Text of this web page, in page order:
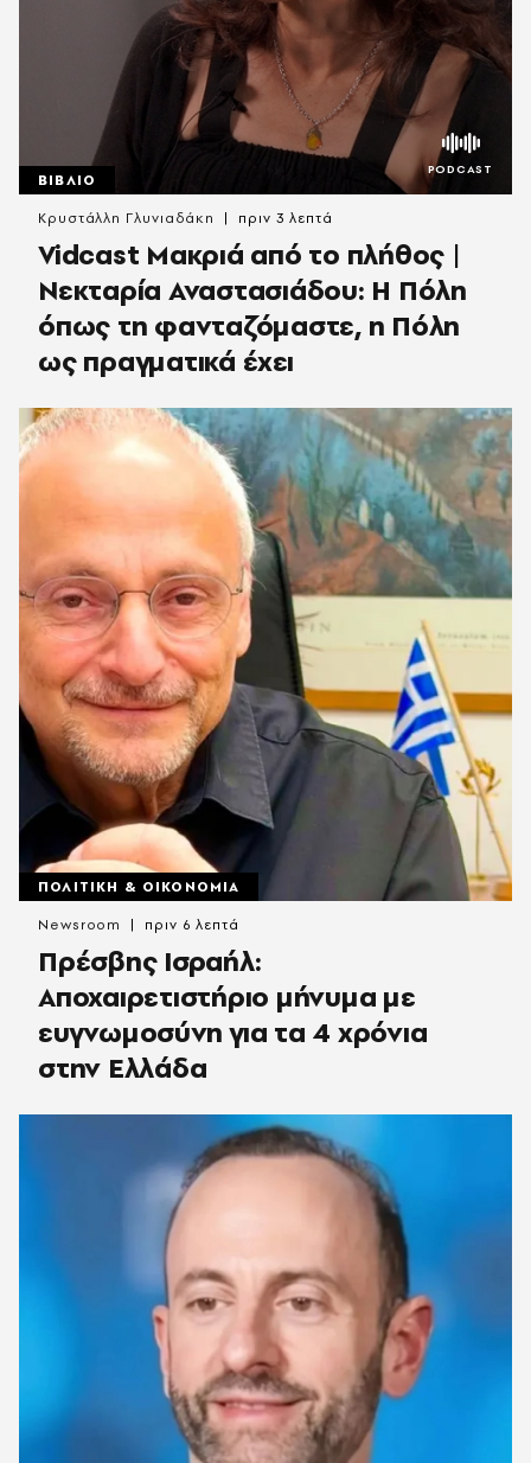
ΒΙΒΛΙΟ
Vidcast Μακριά από το πλήθος |
Νεκταρία Αναστασιάδου: Η Πόλη
όπως τη φανταζόμαστε, η Πόλη
ως πραγματικά έχει
Κρυστάλλη Γλυνιαδάκη πριν 3 λεπτά
ΠΟΛΙΤΙΚΗ & ΟΙΚΟΝΟΜΙΑ
Πρέσβης Ισραήλ:
Αποχαιρετιστήριο μήνυμα με
ευγνωμοσύνη για τα 4 χρόνια
στην Ελλάδα
Newsroom πριν 6 λεπτά